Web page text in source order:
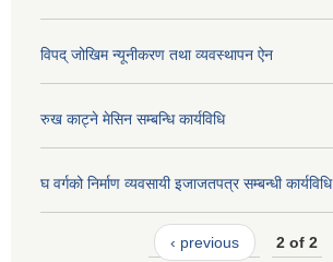
विपद् जोखिम न्यूनीकरण तथा व्यवस्थापन ऐन
रुख काट्ने मेसिन सम्बन्धि कार्यविधि
घ वर्गको निर्माण व्यवसायी इजाजतपत्र सम्बन्धी कार्यविधि
‹ previous 2 of 2